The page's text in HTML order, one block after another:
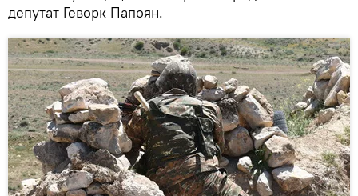
депутат Геворк Папоян.